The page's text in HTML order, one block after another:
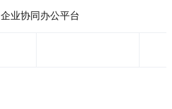
企业协同办公平台